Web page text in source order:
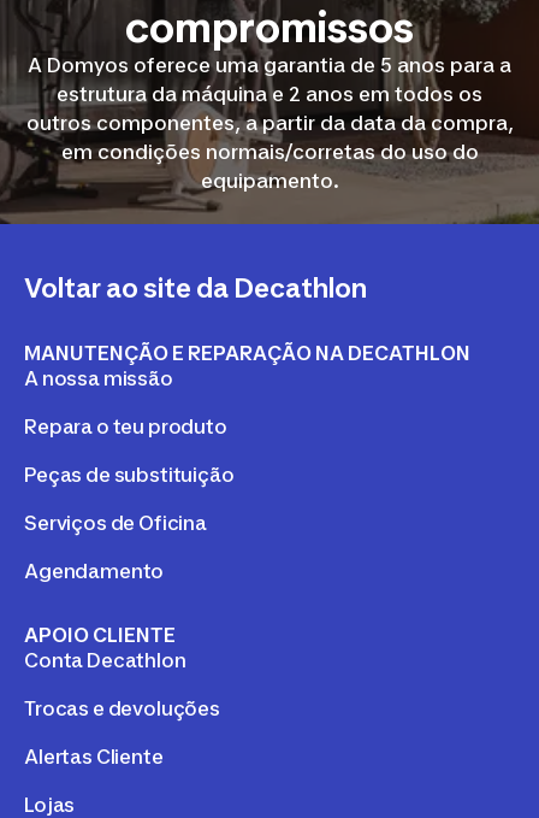
compromissos
A Domyos oferece uma garantia de 5 anos para a
estrutura da máquina e 2 anos em todos os
outros componentes, a partir da data da compra,
em condições normais/corretas do uso do
equipamento.
Voltar ao site da Decathlon
MANUTENÇÃO E REPARAÇÃO NA DECATHLON
A nossa missão
Repara o teu produto
Peças de substituição
Serviços de Oficina
Agendamento
APOIO CLIENTE
Conta Decathlon
Trocas e devoluções
Alertas Cliente
Lojas